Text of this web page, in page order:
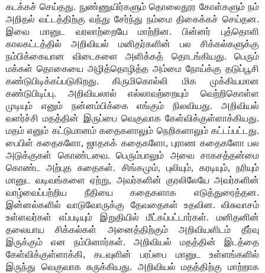
கடக்கச் செய்தது. நுண்ணுயிர்களும் தொலைதூர கோள்களும் நம்
அறிதல் வட்டத்திற்கு வந்து சேர்ந்து நம்மை திகைக்கச் செய்தன.
இவை மானுட வரலாற்றையே மாற்றின. பின்னர் புத்தொளி
காலகட்டத்தில் அறிவியல் மனிதர்களின் பல சிக்கல்களுக்கு
நம்பிக்கையான விடைகளை அளிக்கத் தொடங்கியது. பெரும்
மக்கள் தொகையை அழித்தொழித்த அம்மை நோய்க்கு தடுப்பூசி
கண்டுபிடிக்கப்படுகிறது. கிருமிகொல்லி மிக முக்கியமான
கண்டுபிடிப்பு. அறிவியலால் எல்லாவற்றையும் வெற்றிகொள்ள
முடியும் எனும் நன்னம்பிக்கை எங்கும் நிலவியது. அறிவியல்
வளர்ச்சி மதத்தின் இருப்பை வெகுவாக கேள்விக்குள்ளாக்கியது.
மதம் எனும் கட்டுமானம் கதைகளாலும் நெறிகளாலும் கட்டப்பட்டது.
பைபிள் கதைகளோ, ஜாதகக் கதைகளோ, புராண கதைகளோ பல
அடுக்குகள் கொண்டவை. பெரும்பாலும் அவை சாகசத்தன்மை
கொண்ட அற்புத கதைகள். சிங்கமும், புலியும், கரடியும், நரியும்
மானுட வடிவங்களை ஏற்று, அவர்களின் குரலிலேயே அவர்களின்
வாழ்வைப்பற்றிய நீதியை கதைகளாக எடுத்துரைத்தன.
இன்னல்களில் வாடுவோருக்கு தேவதைகள் உதவின. விசுவாசம்
உள்ளவர்கள் எப்படியும் இறுதியில் மீட்கப்பட்டார்கள். மனிதனின்
தலையாய சிக்கல்கள் அனைத்திற்கும் அறிவியளிடம் தீர்வு
இருக்கும் என நம்பினார்கள். அறிவியல் மதத்தின் இடத்தை
கேள்விக்குள்ளாக்கி, கடவுளின் பரப்பை மானுட உள்ளங்களில்
இருந்து வெகுவாக சுருக்கியது. அறிவியல் மதத்திற்கு மாற்றாக